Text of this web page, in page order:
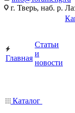
г. Тверь, наб. р.
Главная
Статьи
и
новости
Каталог